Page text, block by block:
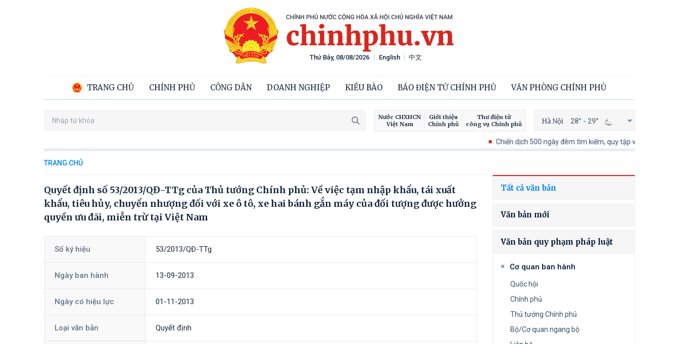
English 中文
TRANG CHỦ CHÍNH PHỦ CÔNG DÂN DOANH NGHIỆP KIỀU BÀO BÁO ĐIỆN TỬ CHÍNH PHỦ VĂN PHÒNG CHÍNH PHỦ
Thứ Bảy, 08/08/2026
Nước CHXHCN
Việt Nam
Giới thiệu
Chính phủ
Thư điện tử
công vụ Chính phủ
Hà Nội 28° - 29°
Chiến dịch 500 ngày đêm tìm kiếm, quy tập và xác định danh tính
TRANG CHỦ
Quyết định số 53/2013/QĐ-TTg của Thủ tướng Chính phủ: Về việc tạm nhập khẩu, tái xuất
khẩu, tiêu hủy, chuyển nhượng đối với xe ô tô, xe hai bánh gắn máy của đối tượng được hưởng
quyền ưu đãi, miễn trừ tại Việt Nam
Số ký hiệu 53/2013/QĐ-TTg
Ngày ban hành 13-09-2013
Ngày có hiệu lực 01-11-2013
Loại văn bản Quyết định
Tất cả văn bản
Văn bản mới
Văn bản quy phạm pháp luật
Cơ quan ban hành
Quốc hội
Chính phủ
Thủ tướng Chính phủ
Bộ/Cơ quan ngang bộ